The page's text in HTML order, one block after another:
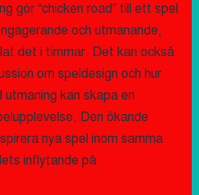
gör “chicken road” till ett spel
och utmanande,
det i timmar. Det kan också
om speldesign och hur
kan skapa en
Den ökande
nya spel inom samma
inflytande på